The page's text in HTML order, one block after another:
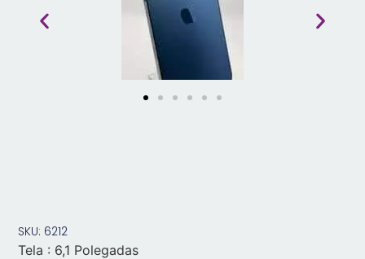
SKU: 6212
Tela : 6,1 Polegadas